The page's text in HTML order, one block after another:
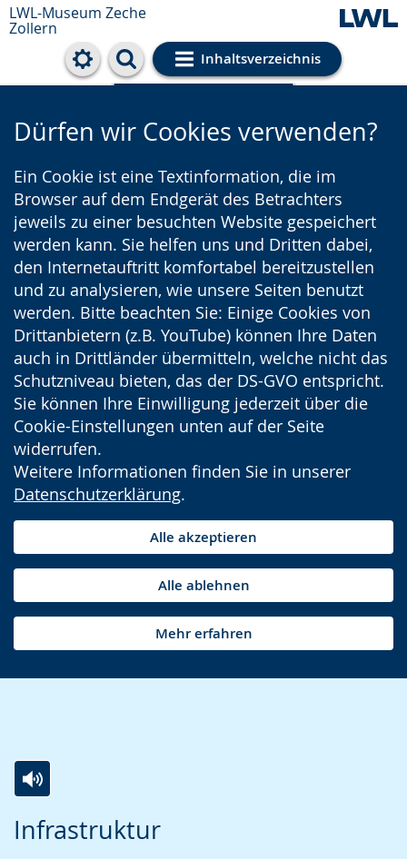
LWL-Museum Zeche
Zollern
Inhaltsverzeichnis
Cookie-Einstellungen
Dürfen wir Cookies verwenden?
Ein Cookie ist eine Textinformation, die im
Browser auf dem Endgerät des Betrachters
jeweils zu einer besuchten Website gespeichert
werden kann. Sie helfen uns und Dritten dabei,
den Internetauftritt komfortabel bereitzustellen
und zu analysieren, wie unsere Seiten benutzt
werden. Bitte beachten Sie: Einige Cookies von
Drittanbietern (z.B. YouTube) können Ihre Daten
auch in Drittländer übermitteln, welche nicht das
Schutzniveau bieten, das der DS-GVO entspricht.
Sie können Ihre Einwilligung jederzeit über die
Cookie-Einstellungen unten auf der Seite
widerrufen.
Weitere Informationen finden Sie in unserer
Datenschutzerklärung.
Alle akzeptieren
Alle ablehnen
Mehr erfahren
Infrastruktur
Leichten
Audio-
Video